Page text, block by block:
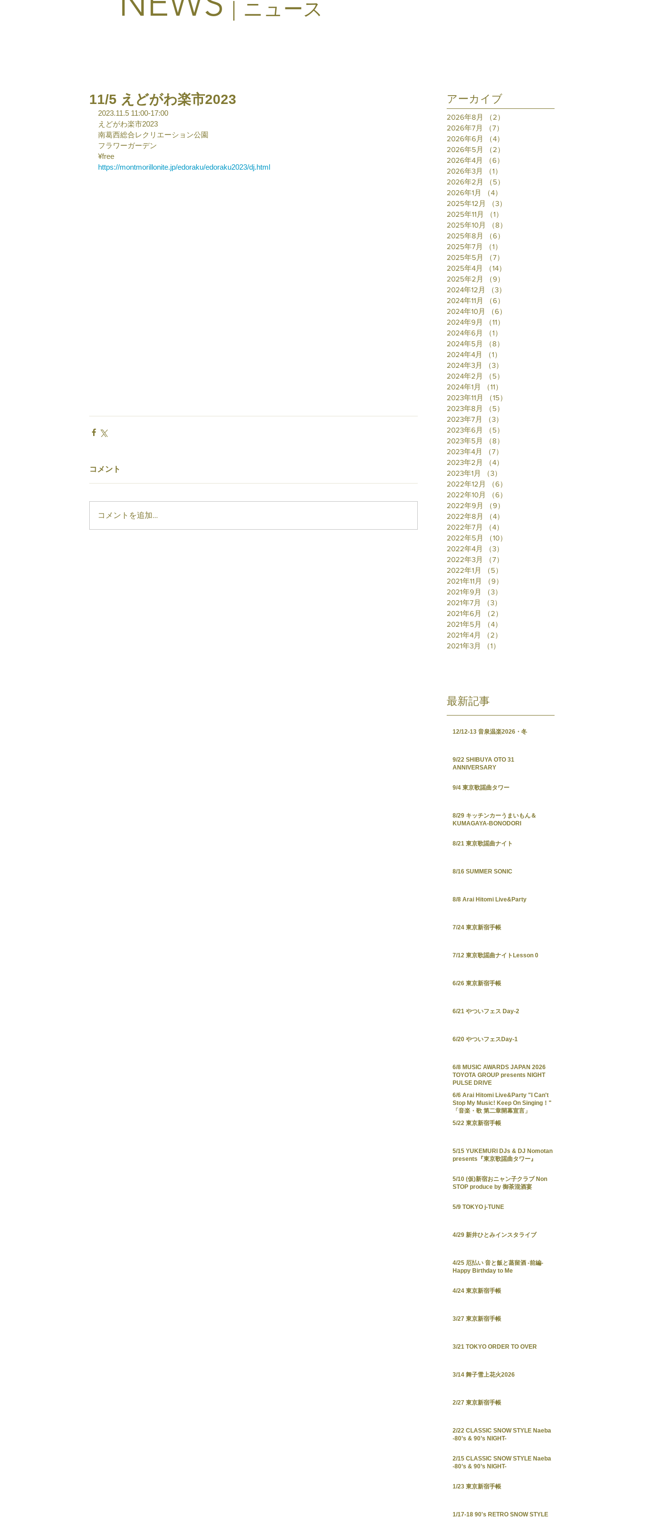
｜ニュース
11/5 えどがわ楽市2023
2023.11.5 11:00-17:00
えどがわ楽市2023
南葛西総合レクリエーション公園
フラワーガーデン
¥free
https://montmorillonite.jp/edoraku/edoraku2023/dj.html
コメント
コメントを追加…
アーカイブ
2026年8月 （2）
2026年7月
（7）
2026年6月
（4）
2026年5月
（2）
2026年4月
（6）
2026年3月
（1）
2026年2月
（5）
2026年1月
（4）
2025年12月
（3）
2025年11月
（1）
2025年10月
（8）
2025年8月
（6）
2025年7月
（1）
2025年5月
（7）
2025年4月
（14）
2025年2月
（9）
2024年12月
（3）
2024年11月
（6）
2024年10月
（6）
2024年9月
（11）
2024年6月
（1）
2024年5月
（8）
2024年4月
（1）
2024年3月
（3）
2024年2月
（5）
2024年1月
（11）
2023年11月
（15）
2023年8月
（5）
2023年7月
（3）
2023年6月
（5）
2023年5月
（8）
2023年4月
（7）
2023年2月
（4）
2023年1月
（3）
2022年12月
（6）
2022年10月
（6）
2022年9月
（9）
2022年8月
（4）
2022年7月
（4）
2022年5月
（10）
2022年4月
（3）
2022年3月
（7）
2022年1月
（5）
2021年11月
（9）
2021年9月
（3）
2021年7月
（3）
2021年6月
（2）
2021年5月
（4）
2021年4月
（2）
2021年3月
（1）
最新記事
12/12-13 音泉温楽2026・冬
9/22 SHIBUYA OTO 31
ANNIVERSARY
9/4 東京歌謡曲タワー
8/29 キッチンカーうまいもん＆
KUMAGAYA-BONODORI
8/21 東京歌謡曲ナイト
8/16 SUMMER SONIC
8/8 Arai Hitomi Live&Party
7/24 東京新宿手帳
7/12 東京歌謡曲ナイトLesson 0
6/26 東京新宿手帳
6/21 やついフェス Day-2
6/20 やついフェスDay-1
6/8 MUSIC AWARDS JAPAN 2026
TOYOTA GROUP presents NIGHT
PULSE DRIVE
6/6 Arai Hitomi Live&Party "I Can't
Stop My Music! Keep On Singing！"
「音楽・歌 第二章開幕宣言」
5/22 東京新宿手帳
5/15 YUKEMURI DJs & DJ Nomotan
presents『東京歌謡曲タワー』
5/10 (仮)新宿おニャン子クラブ Non
STOP produce by 御茶混酒宴
5/9 TOKYO j-TUNE
4/29 新井ひとみインスタライブ
4/25 厄払い 音と飯と蒸留酒 -前編-
Happy Birthday to Me
4/24 東京新宿手帳
3/27 東京新宿手帳
3/21 TOKYO ORDER TO OVER
3/14 舞子雪上花火2026
2/27 東京新宿手帳
2/22 CLASSIC SNOW STYLE Naeba
-80’s & 90’s NIGHT-
2/15 CLASSIC SNOW STYLE Naeba
-80’s & 90’s NIGHT-
1/23 東京新宿手帳
1/17-18 90's RETRO SNOW STYLE